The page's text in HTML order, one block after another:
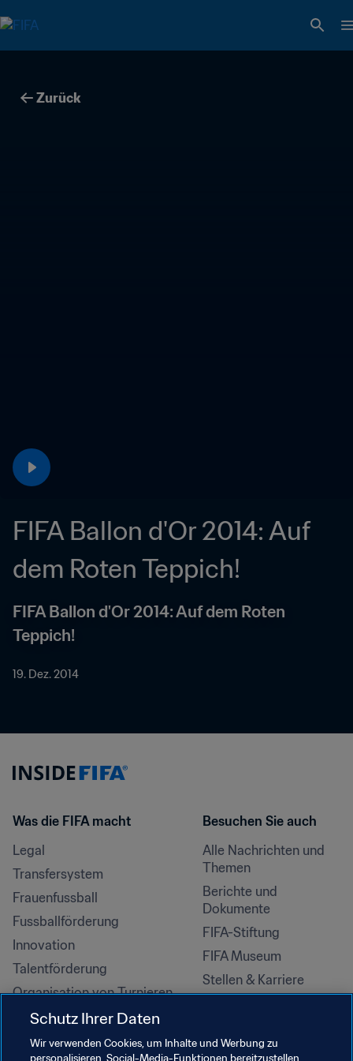
Zurück
FIFA Ballon d'Or 2014: Auf
dem Roten Teppich!
FIFA Ballon d'Or 2014: Auf dem Roten
Teppich!
19. Dez. 2014
Was die FIFA macht
Legal
Transfersystem
Frauenfussball
Fussballförderung
Innovation
Talentförderung
Organisation von Turnieren
Nachhaltigkeit
Menschenrechte und
Antidiskriminierung
Besuchen Sie auch
Alle Nachrichten und
Themen
Berichte und
Dokumente
FIFA-Stiftung
FIFA Museum
Stellen & Karriere
Schutz Ihrer Daten
Wir verwenden Cookies, um Inhalte und Werbung zu
personalisieren, Social-Media-Funktionen bereitzustellen